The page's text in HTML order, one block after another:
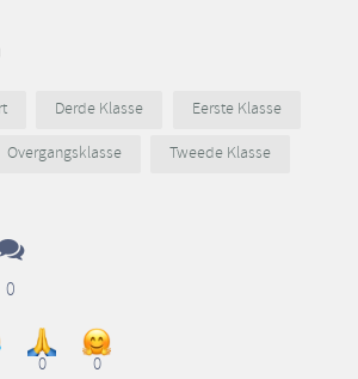
Derde Klasse
Eerste Klasse
Overgangsklasse
Tweede Klasse
0
0 0